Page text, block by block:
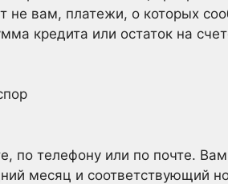
не вам, платежи, о которых
кредита или остаток на
по телефону или по почте.
месяц и соответствующий